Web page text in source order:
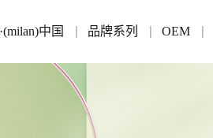
中国 品牌系列 OEM